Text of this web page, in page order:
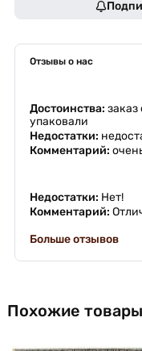
Отзывы о нас
Достоинства:
упаковали
Недостатки:
Комментарий:
Недостатки: Нет!
Комментарий:
Больше отзывов
Похожие товары